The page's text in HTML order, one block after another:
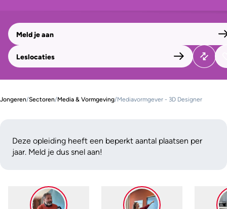
Meld je aan
Leslocaties
Jongeren/Sectoren/Media & Vormgeving/Mediavormgever - 3D Designer
Deze opleiding heeft een beperkt aantal plaatsen per
jaar. Meld je dus snel aan!